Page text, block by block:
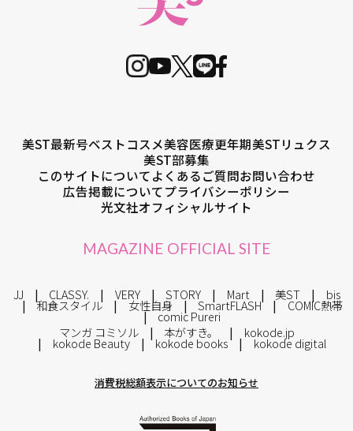
美ST最新号ベストコスメ美容医療更年期美STリュクス
美ST部募集
このサイトについてよくあるご質問お問い合わせ
広告掲載についてプライバシーポリシー
光文社オフィシャルサイト
MAGAZINE OFFICIAL SITE
JJ CLASSY. VERY STORY Mart 美ST bis
和食スタイル 女性自身 SmartFLASH COMIC熱帯
comic Pureri
マンガ コミソル
本がすき。 kokode.jp
kokode Beauty kokode books kokode digital
消費税総額表示についてのお知らせ